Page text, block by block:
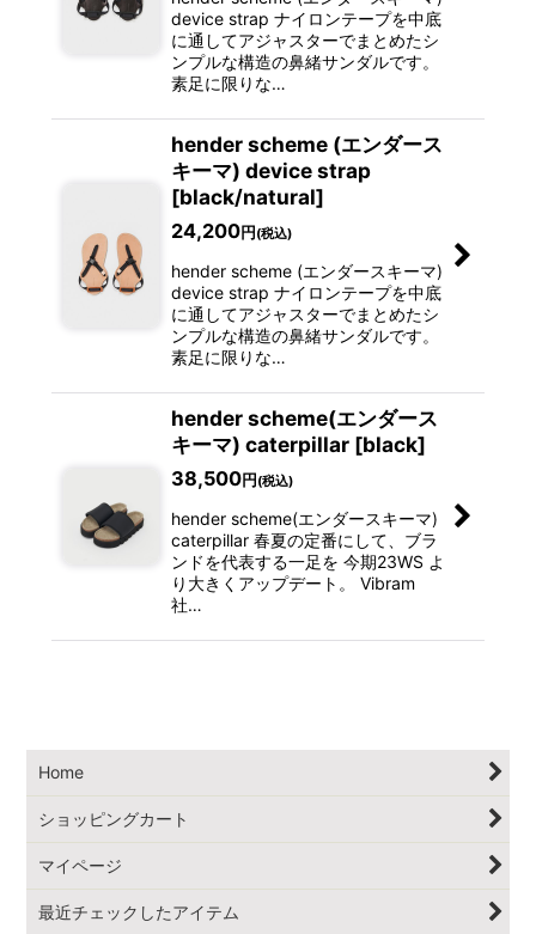
device strap ナイロンテープを中底
に通してアジャスターでまとめたシ
ンプルな構造の鼻緒サンダルです。
素足に限りな…
hender scheme (エンダース
キーマ) device strap
[black/natural]
24,200円 (税込)
hender scheme (エンダースキーマ)
device strap ナイロンテープを中底
に通してアジャスターでまとめたシ
ンプルな構造の鼻緒サンダルです。
素足に限りな…
hender scheme(エンダース
キーマ) caterpillar [black]
38,500円 (税込)
hender scheme(エンダースキーマ)
caterpillar 春夏の定番にして、ブラ
ンドを代表する一足を 今期23WS よ
り大きくアップデート。 Vibram
社…
Home
ショッピングカート
マイページ
最近チェックしたアイテム